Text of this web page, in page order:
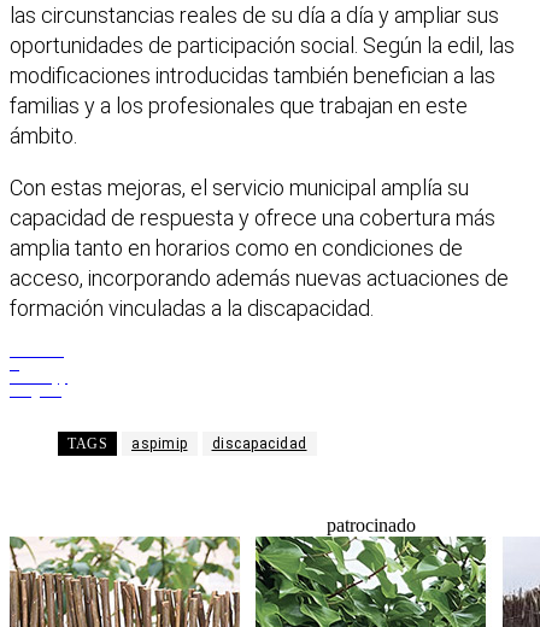
las circunstancias reales de su día a día y ampliar sus
oportunidades de participación social. Según la edil, las
modificaciones introducidas también benefician a las
familias y a los profesionales que trabajan en este
ámbito.
Con estas mejoras, el servicio municipal amplía su
capacidad de respuesta y ofrece una cobertura más
amplia tanto en horarios como en condiciones de
acceso, incorporando además nuevas actuaciones de
formación vinculadas a la discapacidad.
TAGS aspimip discapacidad
patrocinado